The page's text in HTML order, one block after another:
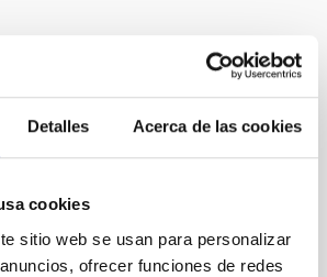
Detalles Acerca de las cookies
cookies
sitio web se usan para personalizar
ofrecer funciones de redes